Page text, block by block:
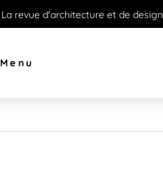
La revue d'architecture et de design
Menu